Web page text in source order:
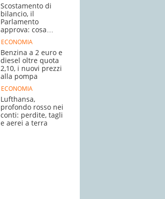
Scostamento di
bilancio, il
Parlamento
approva: cosa
succede adesso
ECONOMIA
Benzina a 2 euro e
diesel oltre quota
2,10, i nuovi prezzi
alla pompa
ECONOMIA
Lufthansa,
profondo rosso nei
conti: perdite, tagli
e aerei a terra